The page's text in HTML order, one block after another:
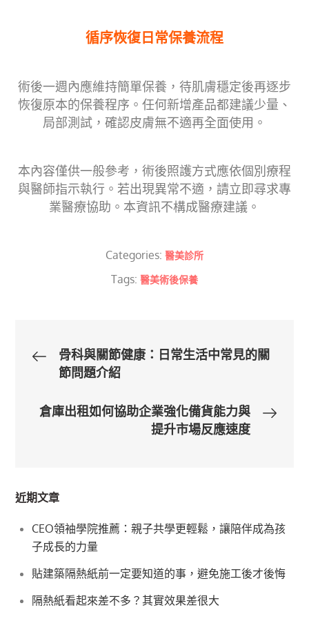
循序恢復日常保養流程
術後一週內應維持簡單保養，待肌膚穩定後再逐步
恢復原本的保養程序。任何新增產品都建議少量、
局部測試，確認皮膚無不適再全面使用。
本內容僅供一般參考，術後照護方式應依個別療程
與醫師指示執行。若出現異常不適，請立即尋求專
業醫療協助。本資訊不構成醫療建議。
Categories: 醫美診所
Tags: 醫美術後保養
文骨科與關節健康：日常生活中常見的關
節問題介紹
倉庫出租如何協助企業強化備貨能力與
提升市場反應速度
近期文章
CEO領袖學院推薦：親子共學更輕鬆，讓陪伴成為孩
子成長的力量
貼建築隔熱紙前一定要知道的事，避免施工後才後悔
隔熱紙看起來差不多？其實效果差很大